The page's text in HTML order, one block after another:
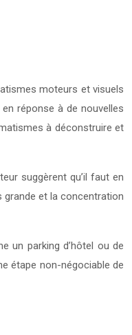
moteurs et visuels
réponse à de nouvelles
à déconstruire et
suggèrent qu’il faut en
grande et la concentration
un parking d’hôtel ou de
étape non-négociable de